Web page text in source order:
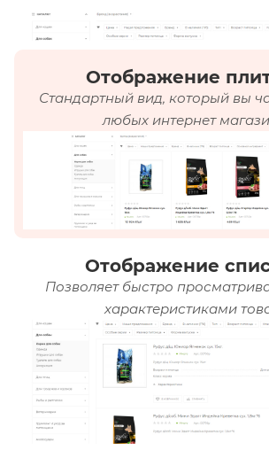
Отображение
Стандартный вид, который вы
любых интернет
Отображение
Позволяет быстро
характеристиками